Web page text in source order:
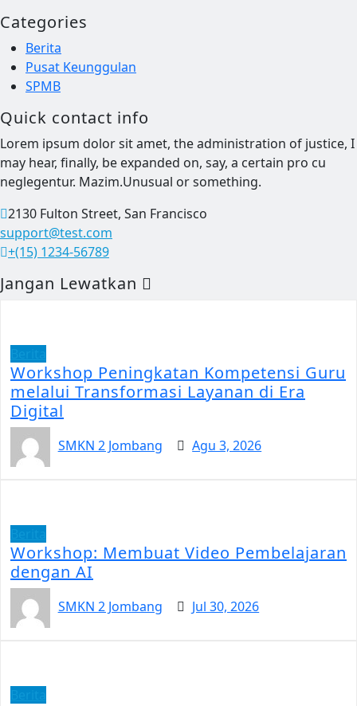
Categories
Berita
Pusat Keunggulan
SPMB
Quick contact info
Lorem ipsum dolor sit amet, the administration of justice, I
may hear, finally, be expanded on, say, a certain pro cu
neglegentur. Mazim.Unusual or something.
2130 Fulton Street, San Francisco
support@test.com
+(15) 1234-56789
Jangan Lewatkan
Workshop Peningkatan Kompetensi Guru
melalui Transformasi Layanan di Era
Digital
SMKN 2 Jombang Agu 3, 2026
Workshop: Membuat Video Pembelajaran
dengan AI
SMKN 2 Jombang Jul 30, 2026